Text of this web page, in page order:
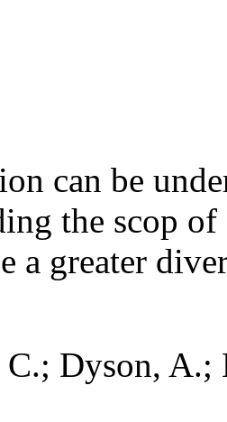
can be
the scop
a greater
C.; Dyson,